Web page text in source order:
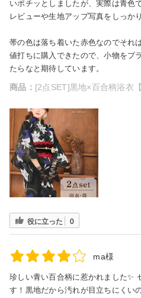
いポチッとしましたが、実際は青色
レビューや生地アップ写真をしっか
帯の色は落ち着いた赤色なのでそれ
値打ちに購入できたので、小物をプ
たらなと期待しています。
商品： [2点SET]黒地×百合柄浴衣
役に立った 0
ma様
珍しい青い百合柄に惹かれました✨
す！黒地だから汚れが目立ちにくい